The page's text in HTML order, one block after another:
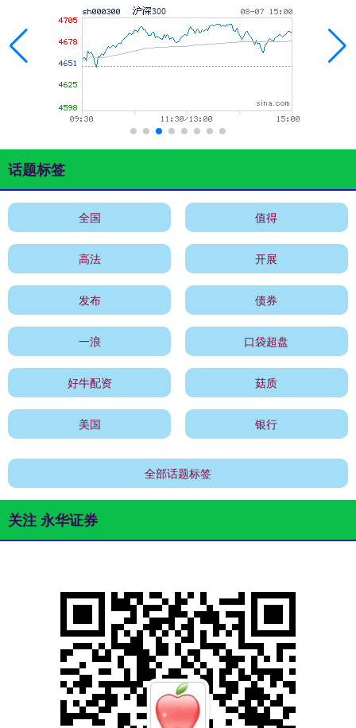
话题标签
全国 值得
高法 开展
发布 债券
一浪 口袋超盘
好牛配资 菇质
美国 银行
全部话题标签
关注 永华证券